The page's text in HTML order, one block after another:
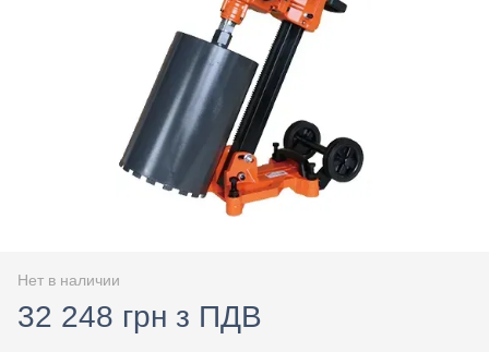
Нет в наличии
32 248 грн з ПДВ